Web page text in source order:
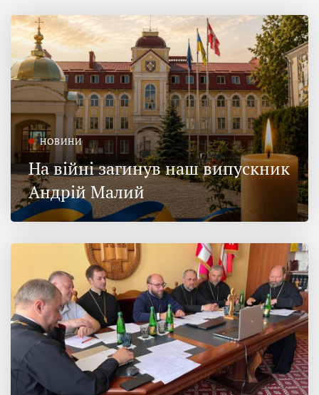
НОВИНИ
На війні загинув наш випускник
Андрій Малий